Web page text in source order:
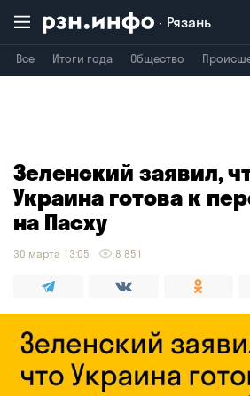
Рязань
Все Итоги года Общество
Воронеж Брянск
Зеленский заявил,
Украина готова к
на Пасху
30 марта 13:05 8 851